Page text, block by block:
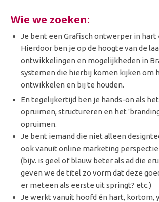
Wie we zoeken:
Je bent een Grafisch ontwerper in hart
Hierdoor ben je op de hoogte van de
ontwikkelingen en mogelijkheden in
systemen die hierbij komen kijken om
ontwikkelen en bij te houden.
En tegelijkertijd ben je hands-on als
opruimen, structureren en het
opruimen.
Je bent iemand die niet alleen
ook vanuit online marketing
(bijv. is geel of blauw beter als ad die
geven we de titel zo vorm dat deze
er meteen als eerste uit springt? etc.)
Je werkt vanuit hoofd én hart, kortom,